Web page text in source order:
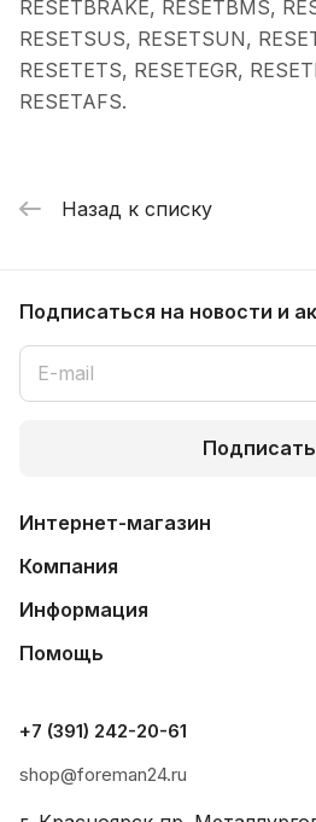
RESETBRAKE, RESETBMS,
RESETSUS, RESETSUN,
RESETETS, RESETEGR,
RESETAFS.
Назад к списку
Подписаться на новости и
Интернет-магазин
Компания
Информация
Помощь
+7 (391) 242-20-61
shop@foreman24.ru